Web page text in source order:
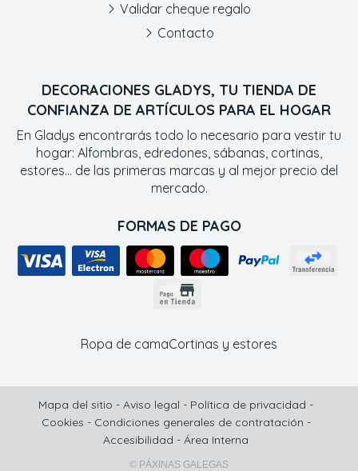
DECORACIONES GLADYS, TU TIENDA DE
CONFIANZA DE ARTÍCULOS PARA EL HOGAR
En Gladys encontrarás todo lo necesario para vestir tu
hogar: Alfombras, edredones, sábanas, cortinas,
estores... de las primeras marcas y al mejor precio del
mercado.
FORMAS DE PAGO
Validar cheque regalo
Contacto
Ropa de camaCortinas y estores
Mapa del sitio - Aviso legal - Política de privacidad -
Cookies - Condiciones generales de contratación -
Accesibilidad - Área Interna
© PÁXINAS GALEGAS